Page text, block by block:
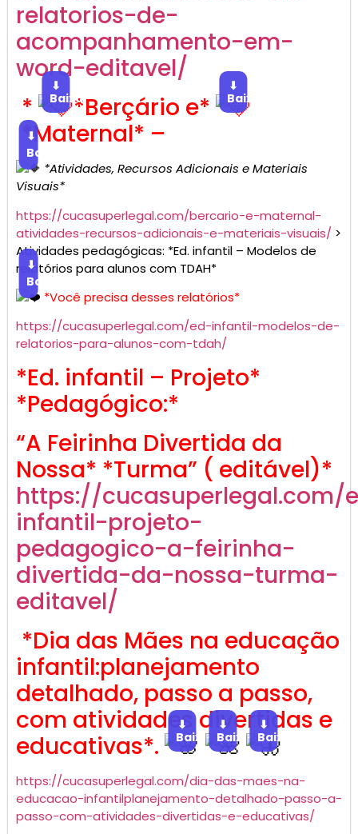
relatorios-de-
acompanhamento-em-
word-editavel/
*
⬇
Baixar*Berçário e*
⬇
Baixar
*Maternal* –
⬇
Baixar
*Atividades, Recursos Adicionais e Materiais
Visuais*
https://cucasuperlegal.com/bercario-e-maternal-
atividades-recursos-adicionais-e-materiais-visuais/ >
Atividades pedagógicas: *Ed. infantil – Modelos de
relatórios para alunos com TDAH*
⬇
Baixar
*Você precisa desses relatórios*
https://cucasuperlegal.com/ed-infantil-modelos-de-
relatorios-para-alunos-com-tdah/
*Ed. infantil – Projeto*
*Pedagógico:*
“A Feirinha Divertida da
Nossa* *Turma” ( editável)*
https://cucasuperlegal.com/
infantil-projeto-
pedagogico-a-feirinha-
divertida-da-nossa-turma-
editavel/
*Dia das Mães na educação
infantil:planejamento
detalhado, passo a passo,
com atividades divertidas e
educativas*.
⬇
Baixar
⬇
Baixar
⬇
Baixar
https://cucasuperlegal.com/dia-das-maes-na-
educacao-infantilplanejamento-detalhado-passo-a-
passo-com-atividades-divertidas-e-educativas/